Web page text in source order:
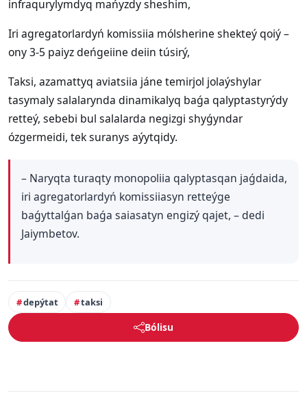
infraqurylymdyq mańyzdy sheshim,
Iri agregatorlardyń komissiia mólsherine shekteý qoiý –
ony 3-5 paiyz deńgeiine deiin túsirý,
Taksi, azamattyq aviatsiia jáne temirjol jolaýshylar
tasymaly salalarynda dinamikalyq baǵa qalyptastyrýdy
retteý, sebebi bul salalarda negizgi shyǵyndar
ózgermeidi, tek suranys aýytqidy.
– Naryqta turaqty monopoliia qalyptasqan jaǵdaida,
iri agregatorlardyń komissiiasyn retteýge
baǵyttalǵan baǵa saiasatyn engizý qajet, – dedi
Jaiymbetov.
depýtat taksi
Bólisu